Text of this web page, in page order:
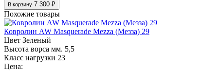
В корзину 7 300 ₽
Похожие товары
Ковролин AW Masquerade Mezza (Мезза) 29
Цвет Зеленый
Высота ворса мм. 5,5
Класс нагрузки 23
Цена: